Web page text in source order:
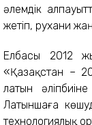
әлемдік
жетіп, рухани
Елбасы 2012
«Қазақстан –
латын
Латыншаға
технологиялық